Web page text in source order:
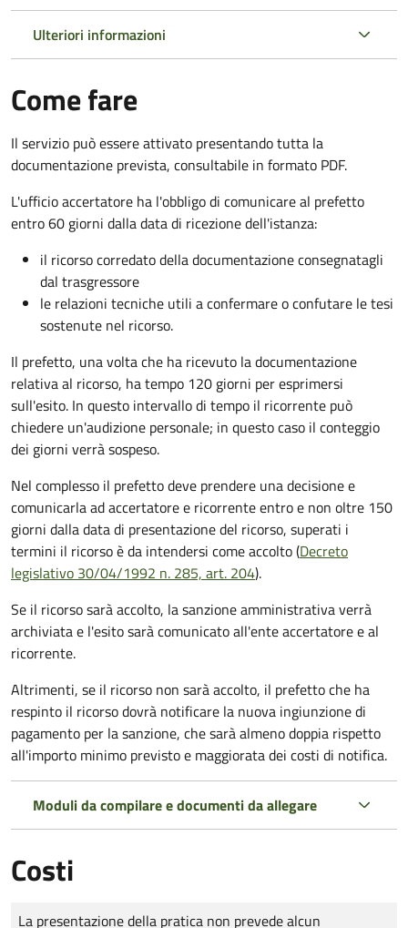
Ulteriori informazioni
Come fare
Il servizio può essere attivato presentando tutta la
documentazione prevista, consultabile in formato PDF.
L'ufficio accertatore ha l'obbligo di comunicare al prefetto
entro 60 giorni dalla data di ricezione dell'istanza:
il ricorso corredato della documentazione consegnatagli
dal trasgressore
le relazioni tecniche utili a confermare o confutare le tesi
sostenute nel ricorso.
Il prefetto, una volta che ha ricevuto la documentazione
relativa al ricorso, ha tempo 120 giorni per esprimersi
sull'esito. In questo intervallo di tempo il ricorrente può
chiedere un'audizione personale; in questo caso il conteggio
dei giorni verrà sospeso.
Nel complesso il prefetto deve prendere una decisione e
comunicarla ad accertatore e ricorrente entro e non oltre 150
giorni dalla data di presentazione del ricorso, superati i
termini il ricorso è da intendersi come accolto (Decreto
legislativo 30/04/1992 n. 285, art. 204).
Se il ricorso sarà accolto, la sanzione amministrativa verrà
archiviata e l'esito sarà comunicato all'ente accertatore e al
ricorrente.
Altrimenti, se il ricorso non sarà accolto, il prefetto che ha
respinto il ricorso dovrà notificare la nuova ingiunzione di
pagamento per la sanzione, che sarà almeno doppia rispetto
all'importo minimo previsto e maggiorata dei costi di notifica.
Moduli da compilare e documenti da allegare
Costi
Tipo di pagamento
Importo
La presentazione della pratica non prevede alcun